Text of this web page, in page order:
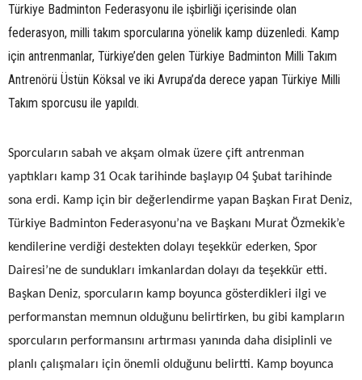
Türkiye Badminton Federasyonu ile işbirliği içerisinde olan
federasyon, milli takım sporcularına yönelik kamp düzenledi. Kamp
için antrenmanlar, Türkiye’den gelen Türkiye Badminton Milli Takım
Antrenörü Üstün Köksal ve iki Avrupa’da derece yapan Türkiye Milli
Takım sporcusu ile yapıldı.
Sporcuların sabah ve akşam olmak üzere çift antrenman
yaptıkları kamp 31 Ocak tarihinde başlayıp 04 Şubat tarihinde
sona erdi. Kamp için bir değerlendirme yapan Başkan Fırat Deniz,
Türkiye Badminton Federasyonu’na ve Başkanı Murat Özmekik’e
kendilerine verdiği destekten dolayı teşekkür ederken, Spor
Dairesi’ne de sundukları imkanlardan dolayı da teşekkür etti.
Başkan Deniz, sporcuların kamp boyunca gösterdikleri ilgi ve
performanstan memnun olduğunu belirtirken, bu gibi kampların
sporcuların performansını artırması yanında daha disiplinli ve
planlı çalışmaları için önemli olduğunu belirtti. Kamp boyunca